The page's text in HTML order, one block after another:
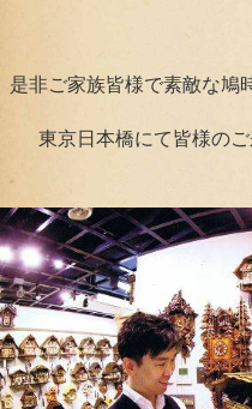
是非ご家族皆様で素敵な鳩
東京日本橋にて皆様の